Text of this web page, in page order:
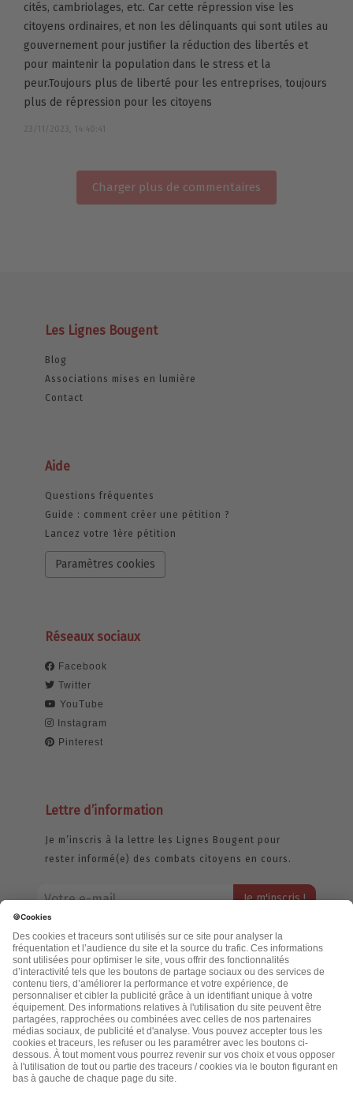
cités, cambriolages, etc. Car cette répression vise les
citoyens ordinaires, et non les délinquants qui sont utiles au
gouvernement pour justifier la réduction des libertés et
pour maintenir la population dans le stress et la
peur.Toujours plus de liberté pour les entreprises, toujours
plus de répression pour les citoyens
23/11/2023, 14:40:41
Charger plus de commentaires
Les Lignes Bougent
Blog
Associations mises en lumière
Contact
Aide
Questions fréquentes
Guide : comment créer une pétition ?
Lancez votre 1ère pétition
Paramètres cookies
Réseaux sociaux
Facebook
Twitter
YouTube
Instagram
Pinterest
Lettre d’information
Je m’inscris à la lettre les Lignes Bougent pour
rester informé(e) des combats citoyens en cours.
jamais échangée. Pour consulter notre politique de confidentialité,
cliquez ici.
Accueil
Politique de confidentialité
Cookies